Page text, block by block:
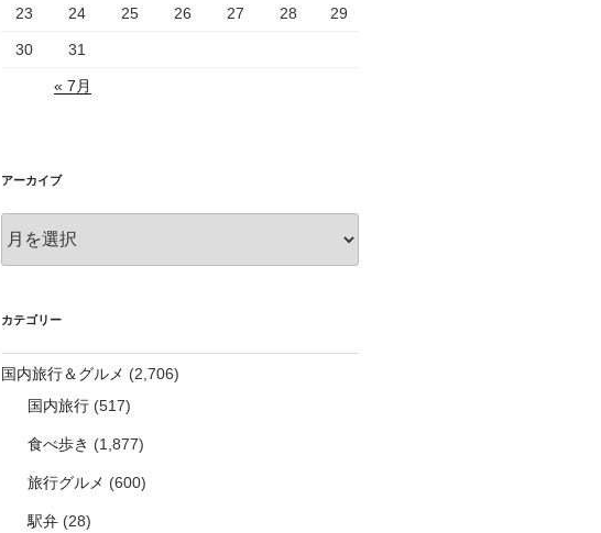
23 24 25 26 27 28 29
30 31
« 7月
アーカイブ
ー
ブ
カテゴリー
国内旅行＆グルメ (2,706)
国内旅行(517)
食べ歩き (1,877)
旅行グルメ (600)
駅弁(28)